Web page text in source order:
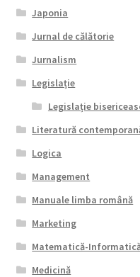
Japonia
Jurnal de călătorie
Jurnalism
Legislație
Legislație
Literatură
Logica
Management
Manuale limba română
Marketing
Matematică-
Medicină